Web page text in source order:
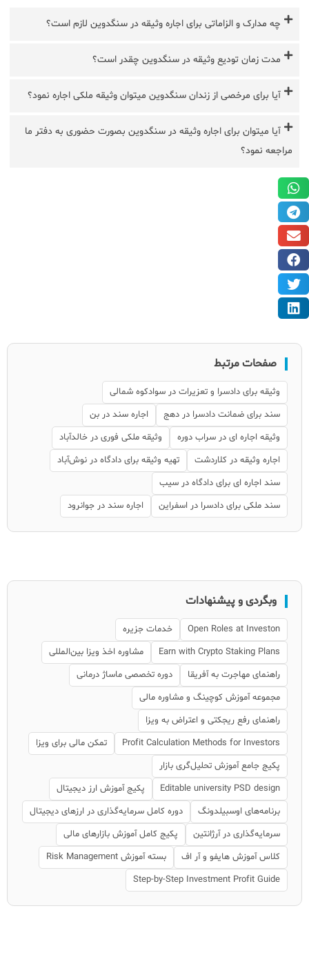
چه مدارک و الزاماتی برای اجاره وثیقه در سنگدوین لازم است؟
مدت زمان تودیع وثیقه در سنگدوین چقدر است؟
آیا برای مرخصی از زندان سنگدوین میتوان وثیقه ملکی اجاره نمود؟
آیا میتوان برای اجاره وثیقه در سنگدوین بصورت حضوری به دفتر ما
مراجعه نمود؟
صفحات مرتبط
وثیقه برای دادسرا و تعزیرات در سوادکوه شمالی
سند برای ضمانت دادسرا در دهج
اجاره سند در بن
وثیقه اجاره ای در سراب دوره
وثیقه ملکی فوری در خالدآباد
اجاره وثیقه در کلاردشت
تهیه وثیقه برای دادگاه در نوش‌آباد
سند اجاره ای برای دادگاه در سیب
سند ملکی برای دادسرا در اسفراین
اجاره سند در جوانرود
وبگردی و پیشنهادات
Open Roles at Investon
خدمات جزیره
Earn with Crypto Staking Plans
مشاوره اخذ ویزا بین‌المللی
راهنمای مهاجرت به آفریقا
دوره تخصصی ماساژ درمانی
مجموعه آموزش کوچینگ و مشاوره مالی
راهنمای رفع ریجکتی و اعتراض به ویزا
Profit Calculation Methods for Investors
تمکن مالی برای ویزا
پکیج جامع آموزش تحلیل‌گری بازار
Editable university PSD design
پکیج آموزش ارز دیجیتال
برنامه‌های اوسبیلدونگ
دوره کامل سرمایه‌گذاری در ارزهای دیجیتال
سرمایه‌گذاری در آرژانتین
پکیج کامل آموزش بازارهای مالی
کلاس آموزش هایفو و آر اف
بسته آموزش Risk Management
Step-by-Step Investment Profit Guide